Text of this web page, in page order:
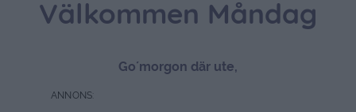
Välkommen Måndag
Go´morgon där ute,